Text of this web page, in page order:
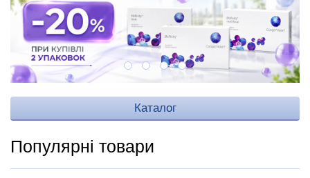
Каталог
Популярні товари